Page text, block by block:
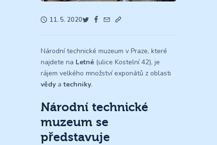
11. 5. 2020
Národní technické muzeum v Praze, které
najdete na Letné (ulice Kostelní 42), je
rájem velkého množství exponátů z oblasti
vědy atechniky.
Národní technické
muzeum se
představuje